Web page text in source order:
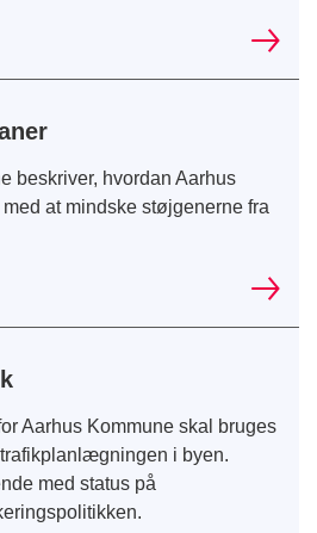
beskriver, hvordan Aarhus
at mindske støjgenerne fra
Aarhus Kommune skal bruges
i byen.
med status på